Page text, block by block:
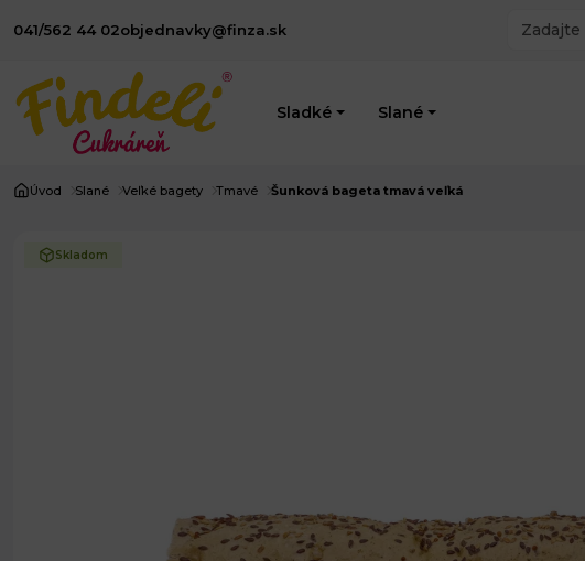
041/562 44 02objednavky@finza.sk
Sladké Slané
Úvod Slané Veľké bagety Tmavé Šunková bageta tmavá veľká
Skladom